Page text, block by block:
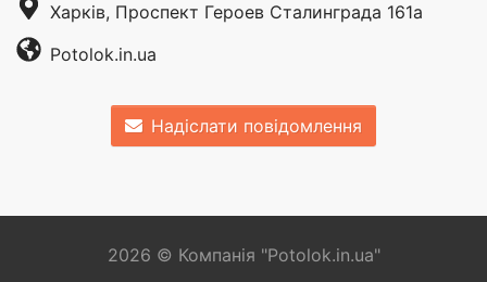
Харків, Проспект Героев Сталинграда 161a
Potolok.in.ua
Надіслати повідомлення
2026 © Компанія "Potolok.in.ua"